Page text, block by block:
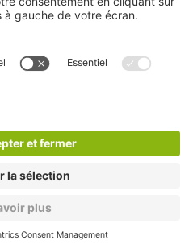
légales
rapport aux tarifs d'un